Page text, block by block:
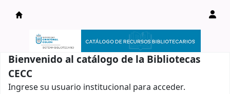
Catálogo en línea
Bienvenido al catálogo de la Bibliotecas
CECC
Ingrese su usuario institucional para acceder.